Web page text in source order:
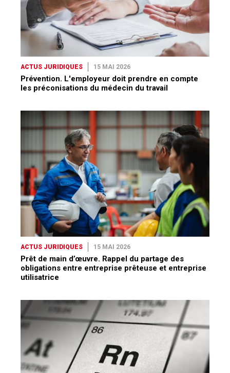
ACTUS JURIDIQUES 15 MAI 2026
Prévention. L'employeur doit prendre en compte
les préconisations du médecin du travail
ACTUS JURIDIQUES 15 MAI 2026
Prêt de main d’œuvre. Rappel du partage des
obligations entre entreprise prêteuse et entreprise
utilisatrice